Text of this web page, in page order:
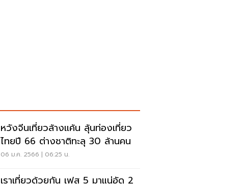
หวังจีนเที่ยวล้างแค้น ลุ้นท่องเที่ยว
ไทยปี 66 ต่างชาติทะลุ 30 ล้านคน
06 ม.ค. 2566 | 06:25 น.
เราเที่ยวด้วยกัน เฟส 5 มาแน่อัด 2